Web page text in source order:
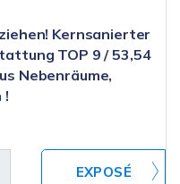
Kernsanierter
TOP 9 / 53,54
Nebenräume,
!